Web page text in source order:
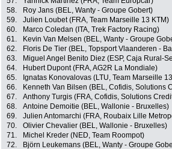
58.
Roy Jans (BEL, Wanty - Groupe Gobert)
59.
Julien Loubet (FRA, Team Marseille 13 KTM)
60.
Marco Coledan (ITA, Trek Factory Racing)
61.
Kevin Van Melsen (BEL, Wanty - Groupe
62.
Floris De Tier (BEL, Topsport Vlaanderen -
63.
Miguel Angel Benito Diez (ESP, Caja Rural-
64.
Hubert Dupont (FRA, AG2R La Mondiale)
65.
Ignatas Konovalovas (LTU, Team Marseille
66.
Kenneth Van Bilsen (BEL, Cofidis, Solutions
67.
Anthony Turgis (FRA, Cofidis, Solutions
68.
Antoine Demoitie (BEL, Wallonie - Bruxelles)
69.
Julien Antomarchi (FRA, Roubaix Lille
70.
Olivier Chevalier (BEL, Wallonie - Bruxelles)
71.
Michel Kreder (NED, Team Roompot)
72.
Björn Leukemans (BEL, Wanty - Groupe